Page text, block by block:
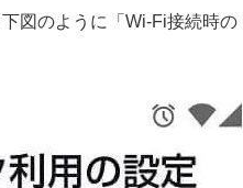
図のように「 Wi-Fi接続時の